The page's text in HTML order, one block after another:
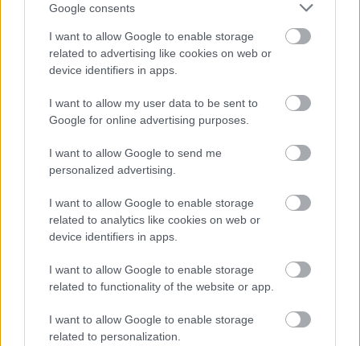
Google consents
I want to allow Google to enable storage
related to advertising like cookies on web or
device identifiers in apps.
I want to allow my user data to be sent to
Google for online advertising purposes.
I want to allow Google to send me
personalized advertising.
I want to allow Google to enable storage
related to analytics like cookies on web or
device identifiers in apps.
I want to allow Google to enable storage
related to functionality of the website or app.
I want to allow Google to enable storage
related to personalization.
Eurovolley2019: To Volleyplanet στην πρώτη
συγκέντρωση της Εθνικής (φωτ, vid)
Φόρτισαν μπαταρίες, ξεκουράστηκαν και πιο ορεξάτοι από
ποτέ αφού ο στόχος της συμμετοχής στην τελική φάση του
για να ανοίξει την όρεξή τους, οι διεθνείς του Δημήτρη
Ανδρεόπουλου συγκεντρώθηκαν στο κλειστό του Ρέντη για